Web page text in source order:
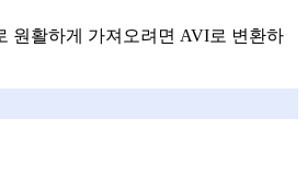
원활하게 가져오려면 AVI로 변환하